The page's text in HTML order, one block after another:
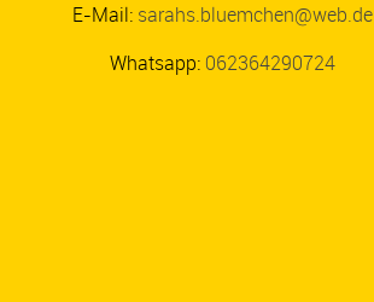
E-Mail: sarahs.bluemchen@web.de
Whatsapp: 062364290724